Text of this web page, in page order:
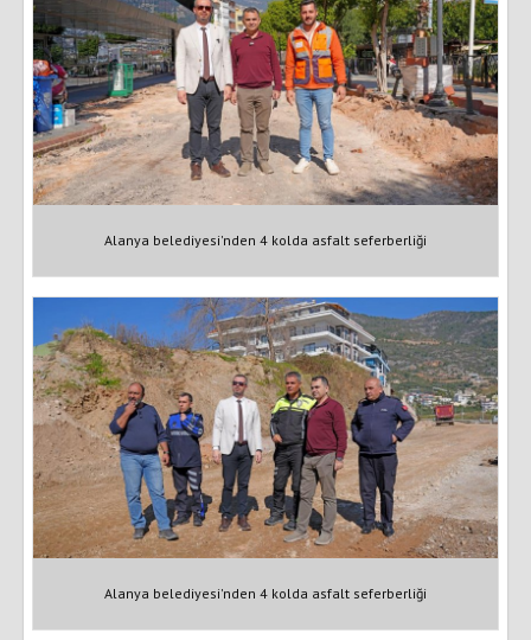
Alanya belediyesi'nden 4 kolda asfalt seferberliği
Alanya belediyesi'nden 4 kolda asfalt seferberliği